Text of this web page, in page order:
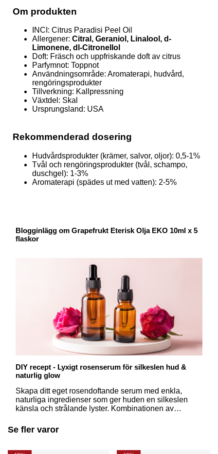
Om produkten
INCI: Citrus Paradisi Peel Oil
Allergener: Citral, Geraniol, Linalool, d-
Limonene, dl-Citronellol
Doft: Fräsch och uppfriskande doft av citrus
Parfymnot: Toppnot
Användningsområde: Aromaterapi, hudvård,
rengöringsprodukter
Tillverkning: Kallpressning
Växtdel: Skal
Ursprungsland: USA
Rekommenderad dosering
Hudvårdsprodukter (krämer, salvor, oljor): 0,5-1%
Tvål och rengöringsprodukter (tvål, schampo,
duschgel): 1-3%
Aromaterapi (spädes ut med vatten): 2-5%
Blogginlägg om Grapefrukt Eterisk Olja EKO 10ml x 5
flaskor
DIY recept - Lyxigt rosenserum för silkeslen hud &
naturlig glow
Skapa ditt eget rosendoftande serum med enkla,
naturliga ingredienser som ger huden en silkeslen
känsla och strålande lyster. Kombinationen av
lugna huden, medan rosoljan omsluter sinnena i en
mjuk, lyxig doft. En perfekt liten skönhetsritual för att
Se fler varor